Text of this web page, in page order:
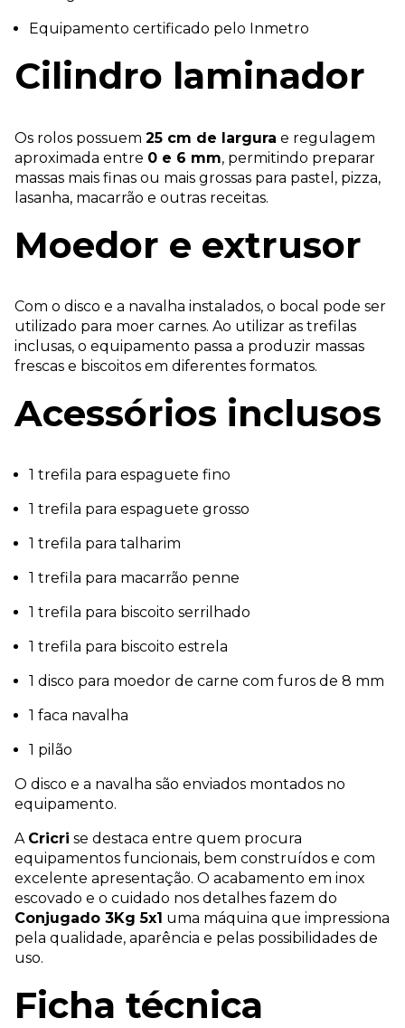
Equipamento certificado pelo Inmetro
Cilindro laminador
Os rolos possuem 25 cm de largura e regulagem
aproximada entre 0 e 6 mm, permitindo preparar
massas mais finas ou mais grossas para pastel, pizza,
lasanha, macarrão e outras receitas.
Moedor e extrusor
Com o disco e a navalha instalados, o bocal pode ser
utilizado para moer carnes. Ao utilizar as trefilas
inclusas, o equipamento passa a produzir massas
frescas e biscoitos em diferentes formatos.
Acessórios inclusos
1 trefila para espaguete fino
1 trefila para espaguete grosso
1 trefila para talharim
1 trefila para macarrão penne
1 trefila para biscoito serrilhado
1 trefila para biscoito estrela
1 disco para moedor de carne com furos de 8 mm
1 faca navalha
1 pilão
O disco e a navalha são enviados montados no
equipamento.
A Cricri se destaca entre quem procura
equipamentos funcionais, bem construídos e com
excelente apresentação. O acabamento em inox
escovado e o cuidado nos detalhes fazem do
Conjugado 3Kg 5x1 uma máquina que impressiona
pela qualidade, aparência e pelas possibilidades de
uso.
Ficha técnica